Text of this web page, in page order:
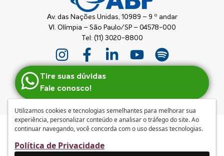
Av. das Nações Unidas, 10989 – 9 º andar
Vl. Olímpia – São Paulo/SP – 04578-000
Tel: (11) 3020-8800
Tire suas dúvidas
Fale conosco!
|Guia de Franquias ABF
Política de privacidade e
tratamento de dados pessoais
Utilizamos cookies e tecnologias semelhantes para melhorar sua
experiência, personalizar conteúdo e analisar o tráfego do site. Ao
continuar navegando, você concorda com o uso dessas tecnologias.
Política de Privacidade